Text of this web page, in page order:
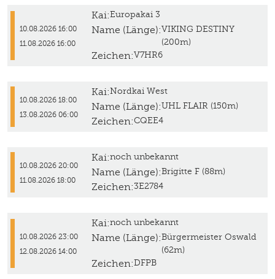
10.08.2026 16:00
11.08.2026 16:00
Kai:Europakai 3
Name (Länge):VIKING DESTINY
(200m)
Zeichen:V7HR6
10.08.2026 18:00
13.08.2026 06:00
Kai:Nordkai West
Name (Länge):UHL FLAIR (150m)
Zeichen:CQEE4
10.08.2026 20:00
11.08.2026 18:00
Kai:noch unbekannt
Name (Länge):Brigitte F (88m)
Zeichen:3E2784
10.08.2026 23:00
12.08.2026 14:00
Kai:noch unbekannt
Name (Länge):Bürgermeister Oswald
(62m)
Zeichen:DFPB